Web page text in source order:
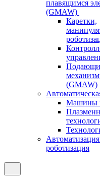
плавящимся
(GMAW)
Каретки,
(GMAW)
Машины
роботизация